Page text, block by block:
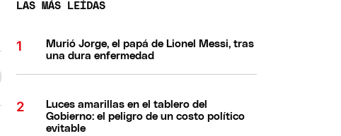
LAS MÁS LEÍDAS
Murió Jorge, el papá de Lionel Messi, tras
una dura enfermedad
Luces amarillas en el tablero del
Gobierno: el peligro de un costo político
evitable